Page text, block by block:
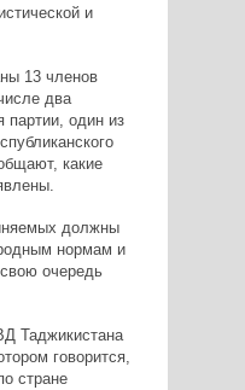
и
13 членов
два
партии, один из
какие
должны
нормам и
очередь
Таджикистана
говорится,
стране